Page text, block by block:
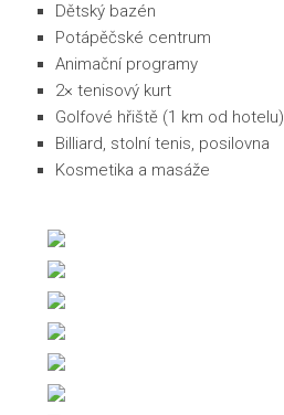
Dětský bazén
Potápěčské centrum
Animační programy
2× tenisový kurt
Golfové hřiště (1 km od hotelu)
Billiard, stolní tenis, posilovna
Kosmetika a masáže